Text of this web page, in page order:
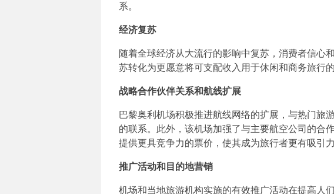
系。
经济复苏
随着全球经济从大流行的影响中复苏，消费者信心
苏转化为更愿意将可支配收入用于休闲和商务旅行的
战略合作伙伴关系和航线扩展
巴黎奥利机场积极推进航线网络的扩展，与热门旅
的联系。此外，该机场加强了与主要航空公司的合
提供更具竞争力的票价，使其成为旅行者更有吸引力
推广活动和目的地营销
机场和当地旅游机构实施的有效推广活动在提高人